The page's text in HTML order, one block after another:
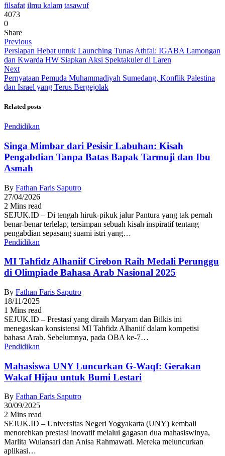
filsafat ilmu kalam tasawuf
4073
0
Share
Previous
Persiapan Hebat untuk Launching Tunas Athfal: IGABA Lamongan
dan Kwarda HW Siapkan Aksi Spektakuler di Laren
Next
Pernyataan Pemuda Muhammadiyah Sumedang, Konflik Palestina
dan Israel yang Terus Bergejolak
Related posts
Pendidikan
Singa Mimbar dari Pesisir Labuhan: Kisah
Pengabdian Tanpa Batas Bapak Tarmuji dan Ibu
Asmah
By Fathan Faris Saputro
27/04/2026
2 Mins read
SEJUK.ID – Di tengah hiruk-pikuk jalur Pantura yang tak pernah
benar-benar terlelap, tersimpan sebuah kisah inspiratif tentang
pengabdian sepasang suami istri yang…
Pendidikan
MI Tahfidz Alhaniif Cirebon Raih Medali Perunggu
di Olimpiade Bahasa Arab Nasional 2025
By Fathan Faris Saputro
18/11/2025
1 Mins read
SEJUK.ID – Prestasi yang diraih Maryam dan Bilkis ini
menegaskan konsistensi MI Tahfidz Alhaniif dalam kompetisi
bahasa Arab. Sebelumnya, pada OBA ke-7…
Pendidikan
Mahasiswa UNY Luncurkan G-Waqf: Gerakan
Wakaf Hijau untuk Bumi Lestari
By Fathan Faris Saputro
30/09/2025
2 Mins read
SEJUK.ID – Universitas Negeri Yogyakarta (UNY) kembali
menorehkan prestasi inovatif melalui gagasan dua mahasiswinya,
Marlita Wulansari dan Anisa Rahmawati. Mereka meluncurkan
aplikasi…